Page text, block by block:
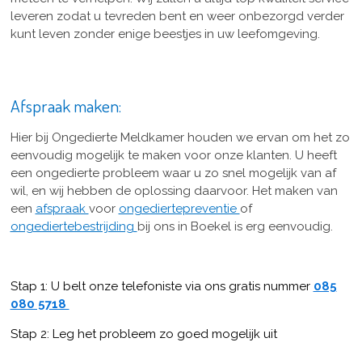
leveren zodat u tevreden bent en weer onbezorgd verder
kunt leven zonder enige beestjes in uw leefomgeving.
Afspraak maken:
Hier bij Ongedierte Meldkamer houden we ervan om het zo
eenvoudig mogelijk te maken voor onze klanten. U heeft
een ongedierte probleem waar u zo snel mogelijk van af
wil, en wij hebben de oplossing daarvoor. Het maken van
een afspraak voor ongediertepreventie of
ongediertebestrijding bij ons in Boekel is erg eenvoudig.
Stap 1: U belt onze telefoniste via ons gratis nummer 085
080 5718
Stap 2: Leg het probleem zo goed mogelijk uit